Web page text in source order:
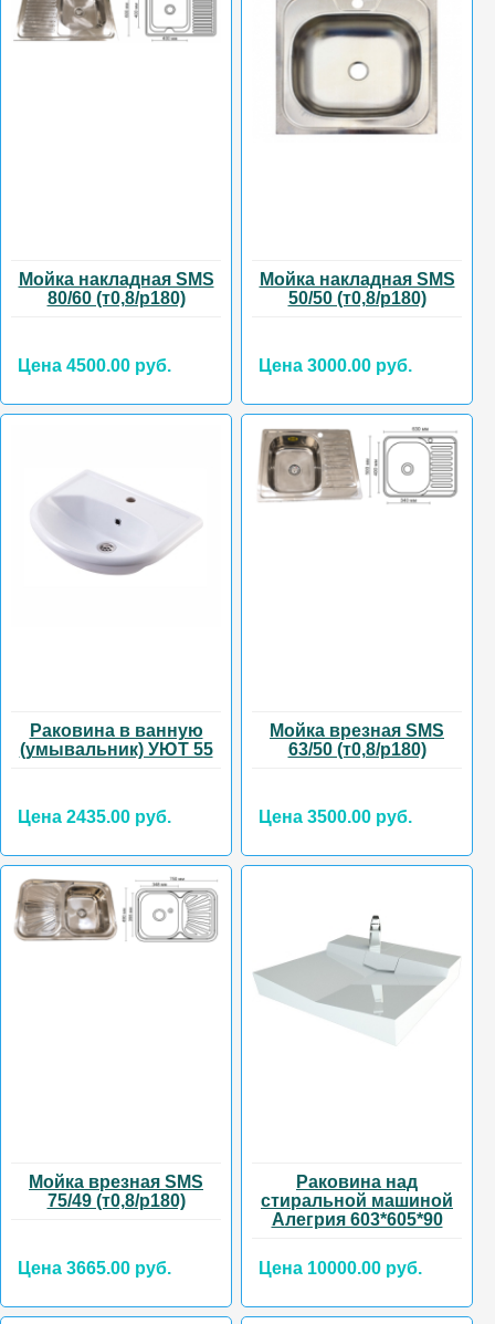
Мойка накладная SMS
80/60 (т0,8/р180)
Цена 4500.00 руб.
Мойка накладная SMS
50/50 (т0,8/р180)
Цена 3000.00 руб.
Раковина в ванную
(умывальник) УЮТ 55
Цена 2435.00 руб.
Мойка врезная SMS
63/50 (т0,8/р180)
Цена 3500.00 руб.
Мойка врезная SMS
75/49 (т0,8/р180)
Цена 3665.00 руб.
Раковина над
стиральной машиной
Алегрия 603*605*90
Цена 10000.00 руб.